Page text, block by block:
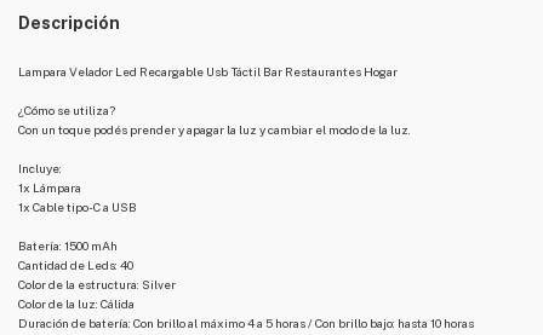
Descripción
Lampara Velador Led Recargable Usb Táctil Bar Restaurantes Hogar
¿Cómo se utiliza?
Con un toque podés prender y apagar la luz y cambiar el modo de la luz.
Incluye:
1x Lámpara
1x Cable tipo-C a USB
Batería: 1500 mAh
Cantidad de Leds: 40
Color de la estructura: Silver
Color de la luz: Cálida
Duración de batería: Con brillo al máximo 4 a 5 horas / Con brillo bajo: hasta 10 horas